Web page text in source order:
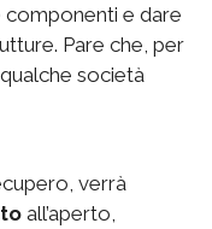
e dare
Pare che, per
società
verrà
all’aperto,